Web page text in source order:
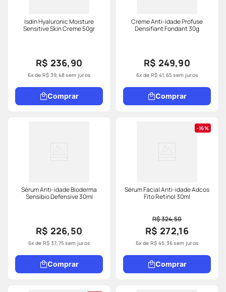
Isdin Hyaluronic Moisture
Sensitive Skin Creme 50gr
R$ 236,90
6x de R$ 39,48sem juros
Comprar
Creme Anti-idade Profuse
Densifiant Fondant 30g
R$ 249,90
6x de R$ 41,65sem juros
Comprar
Sérum Anti-idade Bioderma
Sensibio Defensive 30ml
R$ 226,50
6x de R$ 37,75sem juros
Comprar
16%
Sérum Facial Anti-idade Adcos
Fito Retinol 30ml
R$ 324,50
R$ 272,16
6x de R$ 45,36sem juros
Comprar